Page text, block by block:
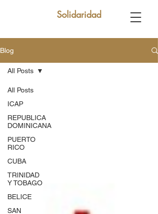
Solidaridad
Blog
All Posts
ICAP
REPUBLICA
DOMINICANA
PUERTO
RICO
CUBA
TRINIDAD
Y TOBAGO
BELICE
SAN
All Posts